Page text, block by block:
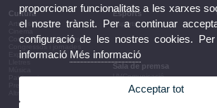
Cultura
Arts escèniques
Conferències i debats
Congressos i jornades
Exposicions
Patrimoni
Esports
Esports
Sala de premsa
UVComunicació
Notes de premsa
Agenda de govern
proporcionar funcionalitats a les xarxes
el nostre trànsit. Per a continuar
configuració de les nostres cookies.
informació Més informació
Acceptar tot